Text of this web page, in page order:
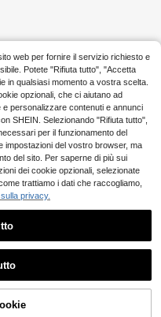
web per fornire il servizio richiesto e
Potete "Rifiuta tutto", "Accetta
in qualsiasi momento a vostra scelta.
opzionali, che ci aiutano ad
personalizzare contenuti e annunci
SHEIN. Selezionando "Rifiuta tutto",
per il funzionamento del
impostazioni del vostro browser, ma
del sito. Per saperne di più sui
dei cookie opzionali, selezionate
trattiamo i dati che raccogliamo,
privacy.